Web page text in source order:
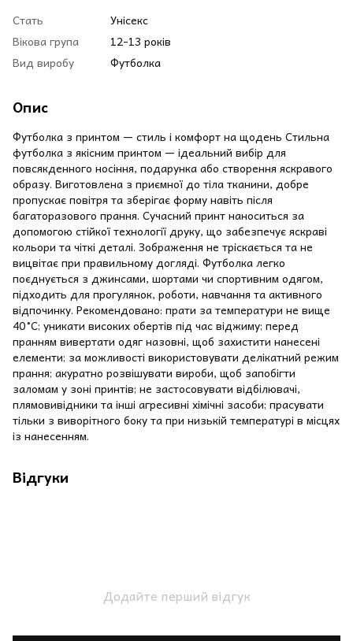
Стать
Унісекс
Вікова група
12-13 років
Вид виробу
Футболка
Опис
Футболка з принтом — стиль і комфорт на щодень Стильна
футболка з якісним принтом — ідеальний вибір для
повсякденного носіння, подарунка або створення яскравого
образу. Виготовлена з приємної до тіла тканини, добре
пропускає повітря та зберігає форму навіть після
багаторазового прання. Сучасний принт наноситься за
допомогою стійкої технології друку, що забезпечує яскраві
кольори та чіткі деталі. Зображення не тріскається та не
вицвітає при правильному догляді. Футболка легко
поєднується з джинсами, шортами чи спортивним одягом,
підходить для прогулянок, роботи, навчання та активного
відпочинку. Рекомендовано: прати за температури не вище
40 °C; уникати високих обертів під час віджиму; перед
пранням вивертати одяг назовні, щоб захистити нанесені
елементи; за можливості використовувати делікатний режим
прання; акуратно розвішувати вироби, щоб запобігти
заломам у зоні принтів; не застосовувати відбілювачі,
плямовивідники та інші агресивні хімічні засоби; прасувати
тільки з виворітного боку та при низькій температурі в місцях
із нанесенням.
Відгуки
Додайте перший відгук